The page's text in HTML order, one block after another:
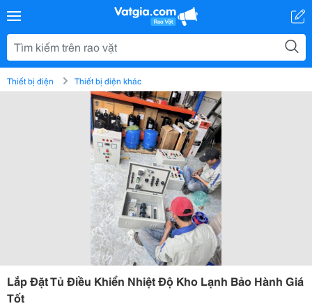
Thiết bị điện Thiết bị điện khác
Lắp Đặt Tủ Điều Khiển Nhiệt Độ Kho Lạnh Bảo Hành Giá
Tốt